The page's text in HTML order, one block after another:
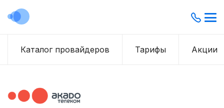
Каталог провайдеров Тарифы Акции